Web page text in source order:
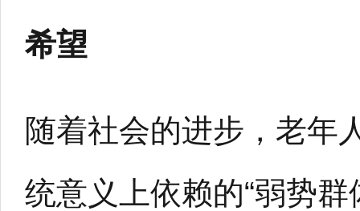
希望
随着社会的进步，老年
统意义上依赖的“弱势群